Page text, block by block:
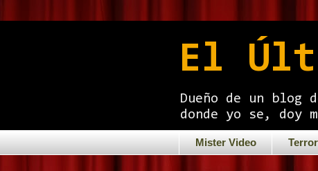
El
Dueño de un
donde yo se, doy
Mister Video